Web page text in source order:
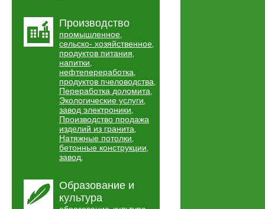
Производство
промышленное,
сельско- хозяйственное,
продуктов питания,
напитки,
нефтепереработка,
продуктов пчеловодства,
Переработка доломита,
Экологические услуги,
завод электроники,
Производство продажа
изделий из гранита,
Натяжные потолки,
бетонные конструкции,
завод,
Образование и
культура